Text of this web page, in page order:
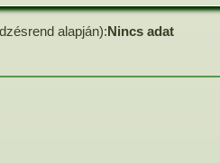
alapján):Nincs adat